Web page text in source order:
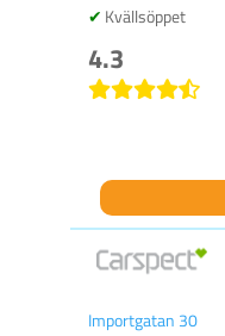
Kvällsöppet
4.3
Importgatan 30